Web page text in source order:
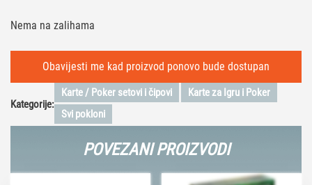
Nema na zalihama
Kategorije:
Karte / Poker setovi i čipovi
Karte za Igru i Poker
Svi pokloni
POVEZANI PROIZVODI